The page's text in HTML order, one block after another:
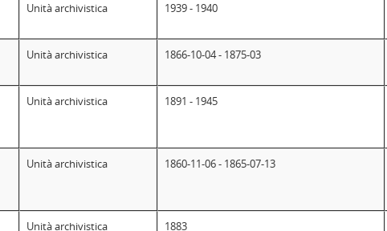
Unità archivistica 1939 - 1940
Unità archivistica 1866-10-04 - 1875-03
Unità archivistica 1891 - 1945
Unità archivistica 1860-11-06 - 1865-07-13
Unità archivistica 1883